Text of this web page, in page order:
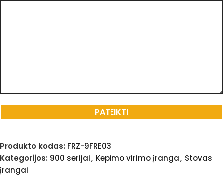
Produkto kodas: FRZ-9FRE03
Kategorijos: 900 serijai, Kepimo virimo įranga, Stovas
įrangai